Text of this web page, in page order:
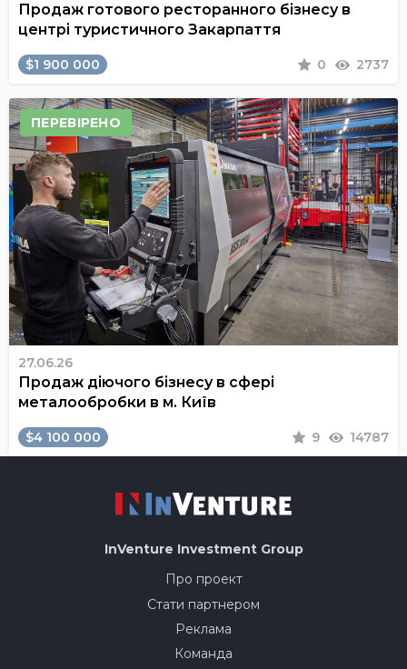
Продаж готового ресторанного бізнесу в
центрі туристичного Закарпаття
$1 900 000 0 2737
ПЕРЕВІРЕНО
27.06.26
Продаж діючого бізнесу в сфері
металообробки в м. Київ
$4 100 000 9 14787
InVenture Investment Group
Про проект
Стати партнером
Реклама
Команда